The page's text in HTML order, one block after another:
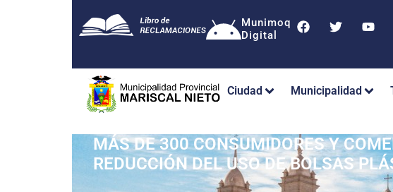
Munimoq
Digital
Ciudad Municipalidad
MÁS DE 300 CONSUMIDORES Y
REDUCCIÓN DEL USO DE BOLSAS